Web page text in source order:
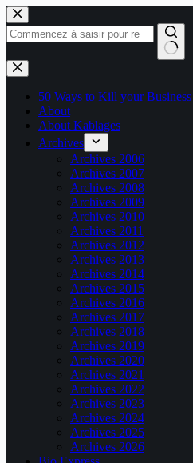
Passer
au
contenu
Aucun
résultat
50 Ways to Kill your Business
About
About Kablages
Archives
Archives 2006
Archives 2007
Archives 2008
Archives 2009
Archives 2010
Archives 2011
Archives 2012
Archives 2013
Archives 2014
Archives 2015
Archives 2016
Archives 2017
Archives 2018
Archives 2019
Archives 2020
Archives 2021
Archives 2022
Archives 2023
Archives 2024
Archives 2025
Archives 2026